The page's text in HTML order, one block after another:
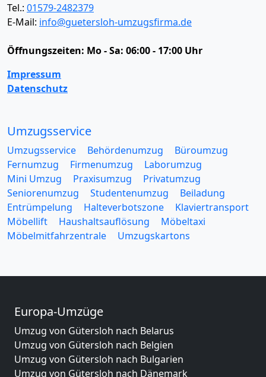
Tel.: 01579-2482379
E-Mail: info@guetersloh-umzugsfirma.de
Öffnungszeiten: Mo - Sa: 06:00 - 17:00 Uhr
Impressum
Datenschutz
Umzugsservice
Umzugsservice Behördenumzug
Büroumzug
Fernumzug
Firmenumzug
Laborumzug
Mini Umzug
Praxisumzug
Privatumzug
Seniorenumzug
Studentenumzug
Beiladung
Entrümpelung
Halteverbotszone
Klaviertransport
Möbellift
Haushaltsauflösung
Möbeltaxi
Möbelmitfahrzentrale
Umzugskartons
Europa-Umzüge
Umzug von Gütersloh nach Belarus
Umzug von Gütersloh nach Belgien
Umzug von Gütersloh nach Bulgarien
Umzug von Gütersloh nach Dänemark